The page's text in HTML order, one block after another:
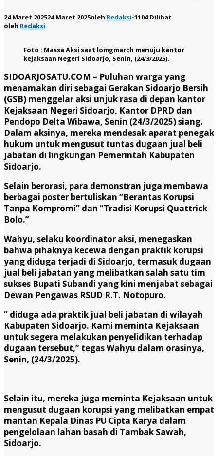
24 Maret 202524 Maret 2025oleh Redaksi-1104 Dilihat
oleh Redaksi
Foto : Massa Aksi saat lomgmarch menuju kantor
kejaksaan Negeri Sidoarjo, Senin, (24/3/2025).
SIDOARJOSATU.COM – Puluhan warga yang
menamakan diri sebagai Gerakan Sidoarjo Bersih
(GSB) menggelar aksi unjuk rasa di depan kantor
Kejaksaan Negeri Sidoarjo, Kantor DPRD dan
Pendopo Delta Wibawa, Senin (24/3/2025) siang.
Dalam aksinya, mereka mendesak aparat penegak
hukum untuk mengusut tuntas dugaan jual beli
jabatan di lingkungan Pemerintah Kabupaten
Sidoarjo.
Selain berorasi, para demonstran juga membawa
berbagai poster bertuliskan “Berantas Korupsi
Tanpa Kompromi” dan “Tradisi Korupsi Quattrick
Bolo.”
Wahyu, selaku koordinator aksi, menegaskan
bahwa pihaknya kecewa dengan praktik korupsi
yang diduga terjadi di Sidoarjo, termasuk dugaan
jual beli jabatan yang melibatkan salah satu tim
sukses Bupati Subandi yang kini menjabat sebagai
Dewan Pengawas RSUD R.T. Notopuro.
“ diduga ada praktik jual beli jabatan di wilayah
Kabupaten Sidoarjo. Kami meminta Kejaksaan
untuk segera melakukan penyelidikan terhadap
dugaan tersebut,” tegas Wahyu dalam orasinya,
Senin, (24/3/2025).
Selain itu, mereka juga meminta Kejaksaan untuk
mengusut dugaan korupsi yang melibatkan empat
mantan Kepala Dinas PU Cipta Karya dalam
pengelolaan lahan basah di Tambak Sawah,
Sidoarjo.